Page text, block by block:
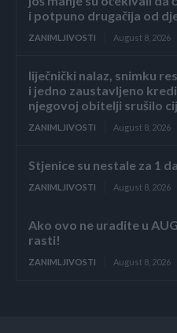
i potpuno drugačija od
ZANIMLJIVOSTI August 8, 2026
liječnički nalaz, snimku
i jedno zaustavljeno
njegovoj obitelji srušilo
ZANIMLJIVOSTI August 8, 2026
Stjenice su nestale za 1
ZANIMLJIVOSTI August 8, 2026
Ako ovo ne uradite u
rasti!
ZANIMLJIVOSTI August 8, 2026